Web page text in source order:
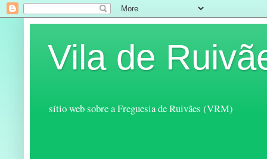
Vila de
sítio web sobre a Freguesia de Ruivães (VRM)